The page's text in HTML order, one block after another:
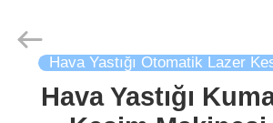
Co.,Ltd.
Reserved.
Hava Yastığı Otomatik Lazer
Hava Yastığı